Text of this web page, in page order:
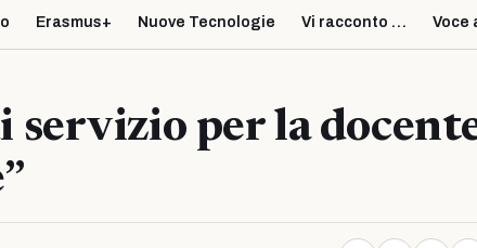
Erasmus+ Nuove Tecnologie Vi racconto … Voce
servizio per la